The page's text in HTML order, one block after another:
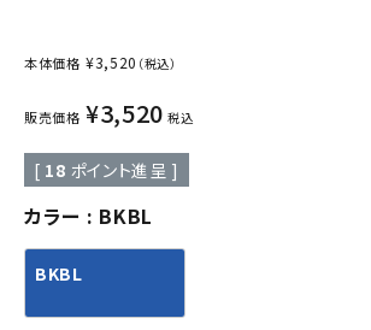
本体価格 ¥3,520 （税込）
販売価格 ¥3,520 税込
[ 18 ポイント進呈 ]
カラー BKBL
BKBL